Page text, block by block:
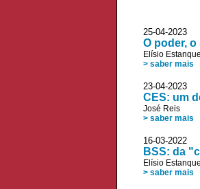
25-04-
O poder,
Elísio
> saber mais
23-04-
CES: um
José Reis
> saber mais
16-03-
BSS: da
Elísio
> saber mais